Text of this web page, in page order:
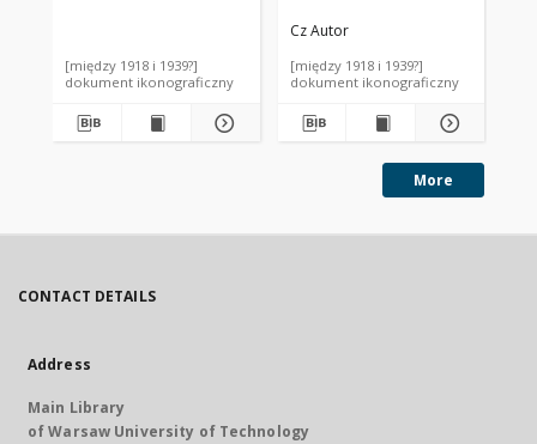
[między 1918 i 1939?]
dokument ikonograficzny
XVIII w. Polska
Cz Autor
[między 1918 i 1939?]
dokument ikonograficzny
More
CONTACT DETAILS
Address
Main Library
of Warsaw University of Technology